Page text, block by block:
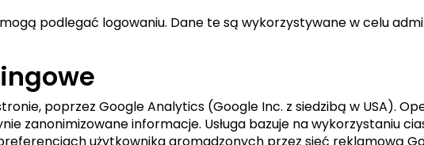
podlegać logowaniu. Dane te są wykorzystywane w celu
poprzez Google Analytics (Google Inc. z siedzibą w USA).
zanonimizowane informacje. Usługa bazuje na wykorzystaniu